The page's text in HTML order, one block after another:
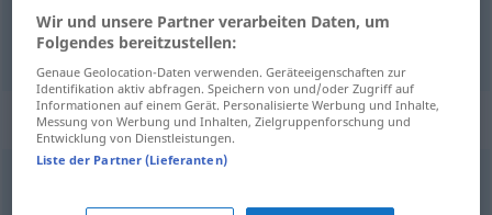
умалять FIG<-ить > herabwürdigen
Synonyme für "herabwürdigen"
Wir und unsere Partner verarbeiten Daten, um
Folgendes bereitzustellen:
Genaue Geolocation-Daten verwenden. Geräteeigenschaften zur
Identifikation aktiv abfragen. Speichern von und/oder Zugriff auf
Informationen auf einem Gerät. Personalisierte Werbung und Inhalte,
Messung von Werbung und Inhalten, Zielgruppenforschung und
Entwicklung von Dienstleistungen.
Liste der Partner (Lieferanten)